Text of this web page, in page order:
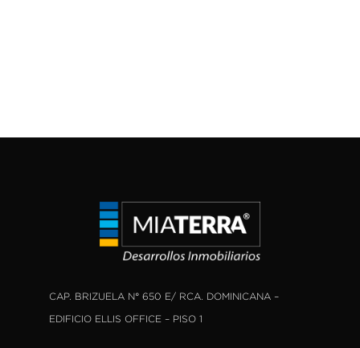
CAP. BRIZUELA N° 650 E/ RCA. DOMINICANA –
EDIFICIO ELLIS OFFICE – PISO 1